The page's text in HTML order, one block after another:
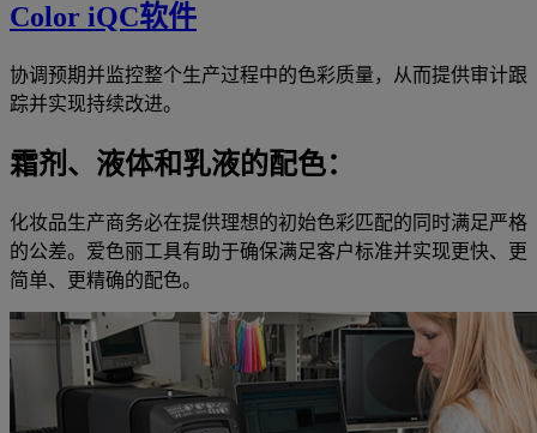
Color iQC软件
协调预期并监控整个生产过程中的色彩质量，从而提供审计跟
踪并实现持续改进。
霜剂、液体和乳液的配色：
化妆品生产商务必在提供理想的初始色彩匹配的同时满足严格
的公差。爱色丽工具有助于确保满足客户标准并实现更快、更
简单、更精确的配色。